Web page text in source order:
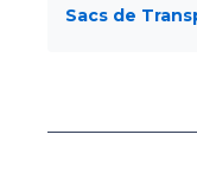
Sacs de